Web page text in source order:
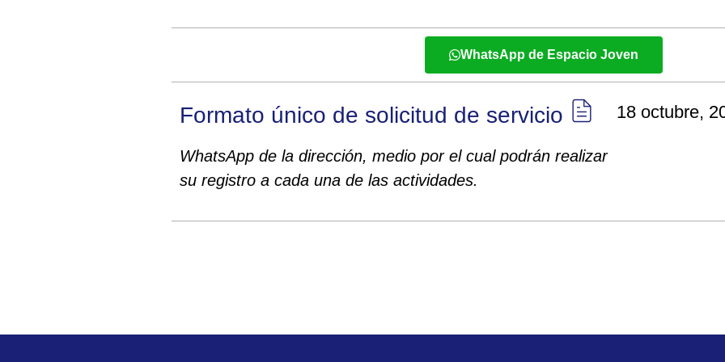
WhatsApp de Espacio Joven
Formato único de solicitud de servicio​​
WhatsApp de la dirección, medio por el cual podrán realizar
su registro a cada una de las actividades.
18 octubre,